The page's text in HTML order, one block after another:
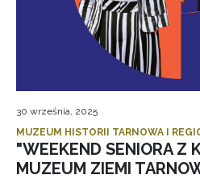
30 września, 2025
MUZEUM HISTORII TARNOWA I
"WEEKEND SENIORA Z
MUZEUM ZIEMI